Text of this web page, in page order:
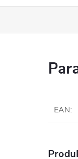
EAN: